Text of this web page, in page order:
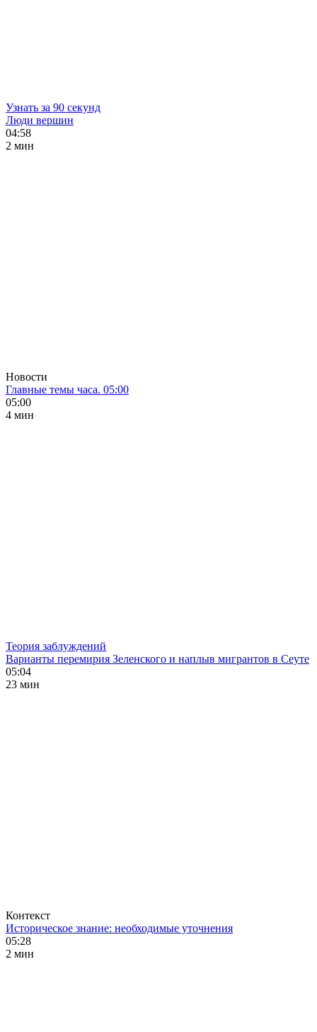
Узнать за 90 секунд
Люди вершин
04:58
2 мин
Новости
Главные темы часа. 05:00
05:00
4 мин
Теория заблуждений
Варианты перемирия Зеленского и наплыв мигрантов в Сеуте
05:04
23 мин
Контекст
Историческое знание: необходимые уточнения
05:28
2 мин